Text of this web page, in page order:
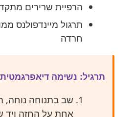
הרפיית שרירים
תרגול מיינדפולנס
חרדה
תרגיל: נשימה דיאפרגמטית
שב בתנוחה נוחה,
אחת על החזה ויד